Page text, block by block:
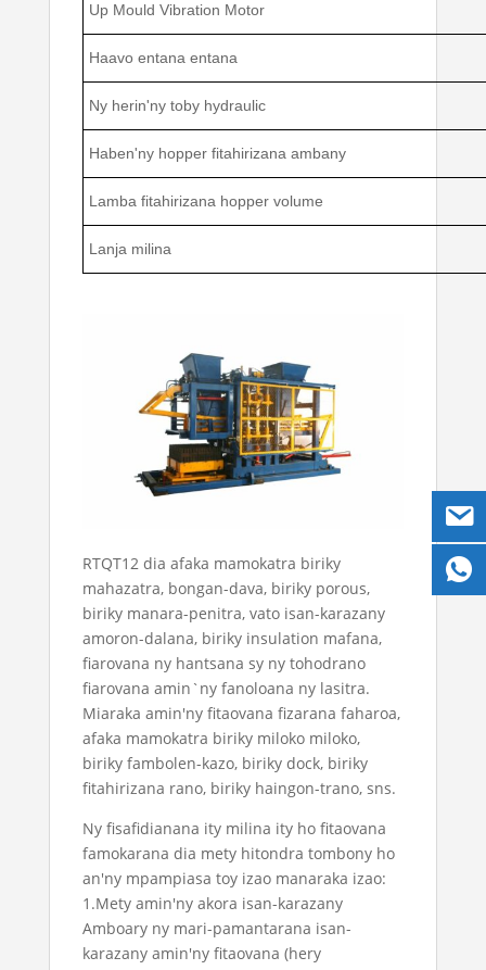
Up Mould Vibration Motor
Haavo entana entana
Ny herin'ny toby hydraulic
Haben'ny hopper fitahirizana ambany
Lamba fitahirizana hopper volume
Lanja milina
RTQT12 dia afaka mamokatra biriky
mahazatra, bongan-dava, biriky porous,
biriky manara-penitra, vato isan-karazany
amoron-dalana, biriky insulation mafana,
fiarovana ny hantsana sy ny tohodrano
fiarovana amin`ny fanoloana ny lasitra.
Miaraka amin'ny fitaovana fizarana faharoa,
afaka mamokatra biriky miloko miloko,
biriky fambolen-kazo, biriky dock, biriky
fitahirizana rano, biriky haingon-trano, sns.
Ny fisafidianana ity milina ity ho fitaovana
famokarana dia mety hitondra tombony ho
an'ny mpampiasa toy izao manaraka izao:
1.Mety amin'ny akora isan-karazany
Amboary ny mari-pamantarana isan-
karazany amin'ny fitaovana (hery